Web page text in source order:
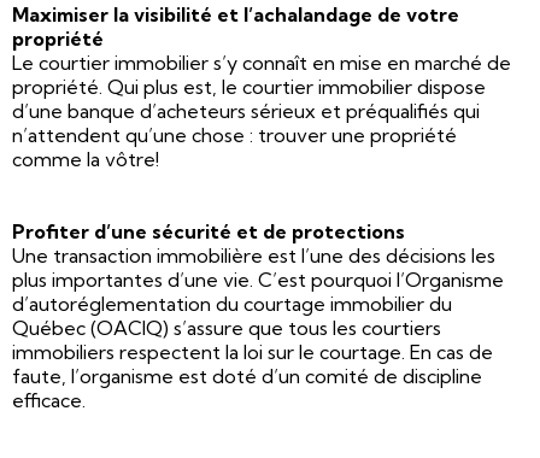
Maximiser la visibilité et l’achalandage de votre
propriété
Le courtier immobilier s’y connaît en mise en marché de
propriété. Qui plus est, le courtier immobilier dispose
d’une banque d’acheteurs sérieux et préqualifiés qui
n’attendent qu’une chose : trouver une propriété
comme la vôtre!
Profiter d’une sécurité et de protections
Une transaction immobilière est l’une des décisions les
plus importantes d’une vie. C’est pourquoi l’Organisme
d’autoréglementation du courtage immobilier du
Québec (OACIQ) s’assure que tous les courtiers
immobiliers respectent la loi sur le courtage. En cas de
faute, l’organisme est doté d’un comité de discipline
efficace.